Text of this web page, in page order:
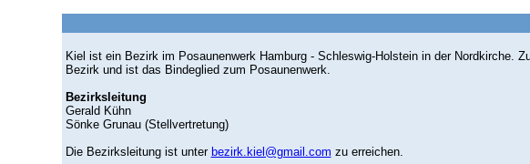
Kiel ist ein Bezirk im Posaunenwerk Hamburg - Schleswig-Holstein in der Nordkirche.
Bezirk und ist das Bindeglied zum Posaunenwerk.
Bezirksleitung
Gerald Kühn
Sönke Grunau (Stellvertretung)
Die Bezirksleitung ist unter bezirk.kiel@gmail.com zu erreichen.